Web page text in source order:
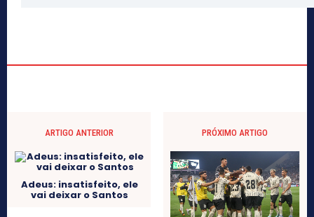
ARTIGO ANTERIOR
Adeus: insatisfeito, ele
vai deixar o Santos
PRÓXIMO ARTIGO